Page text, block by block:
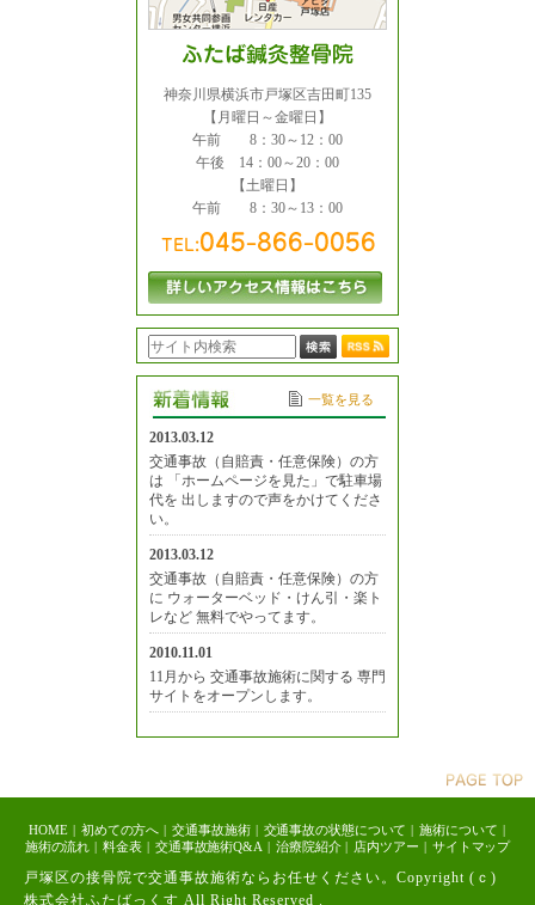
神奈川県横浜市戸塚区吉田町135
【月曜日～金曜日】
午前 8：30～12：00
午後 14：00～20：00
【土曜日】
午前 8：30～13：00
一覧を見る
2013.03.12
交通事故（自賠責・任意保険）の方
は 「ホームページを見た」で駐車場
代を 出しますので声をかけてくださ
い。
2013.03.12
交通事故（自賠責・任意保険）の方
に ウォーターベッド・けん引・楽ト
レなど 無料でやってます。
2010.11.01
11月から 交通事故施術に関する 専門
サイトをオープンします。
HOME| 初めての方へ | 交通事故施術| 交通事故の状態について | 施術について |
施術の流れ | 料金表| 交通事故施術Q&A | 治療院紹介| 店内ツアー | サイトマップ
戸塚区の接骨院で交通事故施術ならお任せください。Copyright (ｃ)
株式会社ふたばっくす All Right Reserved .